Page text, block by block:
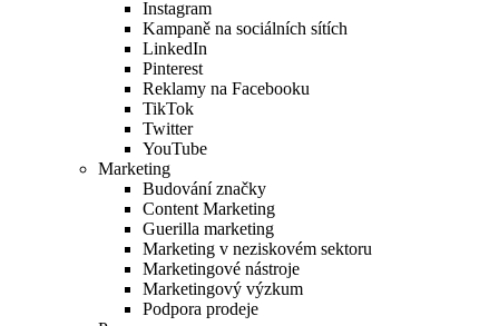
Instagram
Kampaně na sociálních sítích
LinkedIn
Pinterest
Reklamy na Facebooku
TikTok
Twitter
YouTube
Marketing
Budování značky
Content Marketing
Guerilla marketing
Marketing v neziskovém sektoru
Marketingové nástroje
Marketingový výzkum
Podpora prodeje